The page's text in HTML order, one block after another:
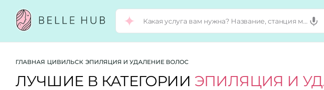
Город:
ГЛАВНАЯ ЦИВИЛЬСК ЭПИЛЯЦИЯ И УДАЛЕНИЕ ВОЛОС
ЛУЧШИЕ В КАТЕГОРИИ ЭПИЛЯЦИЯ И